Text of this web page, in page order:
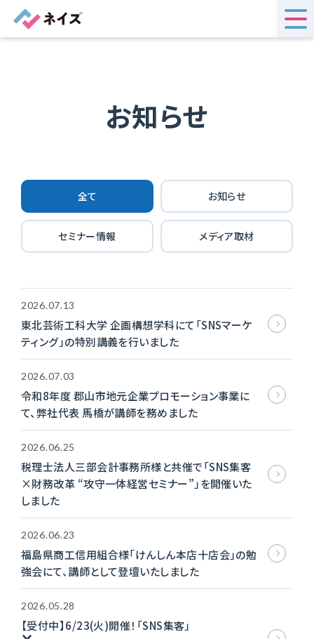
お知らせ
全て お知らせ
セミナー情報 メディア取材
2026.07.13
東北芸術工科大学 企画構想学科にて「SNSマーケ
ティング」の特別講義を行いました
2026.07.03
令和8年度 郡山市地元企業プロモーション事業に
て、弊社代表 馬橋が講師を務めました
2026.06.25
税理士法人三部会計事務所様と共催で「SNS集客
×財務改革 “攻守一体経営セミナー”」を開催いた
しました
2026.06.23
福島県商工信用組合様「けんしん本店十店会」の勉
強会にて、講師として登壇いたしました
2026.05.28
【受付中】6/23(火)開催！「SNS集客」